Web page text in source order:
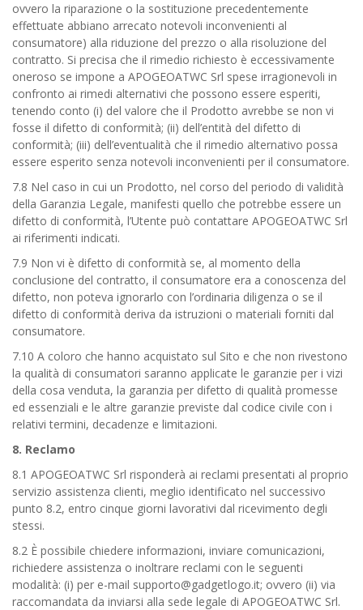
ovvero la riparazione o la sostituzione precedentemente
effettuate abbiano arrecato notevoli inconvenienti al
consumatore) alla riduzione del prezzo o alla risoluzione del
contratto. Si precisa che il rimedio richiesto è eccessivamente
oneroso se impone a APOGEOATWC Srl spese irragionevoli in
confronto ai rimedi alternativi che possono essere esperiti,
tenendo conto (i) del valore che il Prodotto avrebbe se non vi
fosse il difetto di conformità; (ii) dell’entità del difetto di
conformità; (iii) dell’eventualità che il rimedio alternativo possa
essere esperito senza notevoli inconvenienti per il consumatore.
7.8 Nel caso in cui un Prodotto, nel corso del periodo di validità
della Garanzia Legale, manifesti quello che potrebbe essere un
difetto di conformità, l’Utente può contattare APOGEOATWC Srl
ai riferimenti indicati.
7.9 Non vi è difetto di conformità se, al momento della
conclusione del contratto, il consumatore era a conoscenza del
difetto, non poteva ignorarlo con l’ordinaria diligenza o se il
difetto di conformità deriva da istruzioni o materiali forniti dal
consumatore.
7.10 A coloro che hanno acquistato sul Sito e che non rivestono
la qualità di consumatori saranno applicate le garanzie per i vizi
della cosa venduta, la garanzia per difetto di qualità promesse
ed essenziali e le altre garanzie previste dal codice civile con i
relativi termini, decadenze e limitazioni.
8. Reclamo
8.1 APOGEOATWC Srl risponderà ai reclami presentati al proprio
servizio assistenza clienti, meglio identificato nel successivo
punto 8.2, entro cinque giorni lavorativi dal ricevimento degli
stessi.
8.2 È possibile chiedere informazioni, inviare comunicazioni,
richiedere assistenza o inoltrare reclami con le seguenti
modalità: (i) per e-mail supporto@gadgetlogo.it; ovvero (ii) via
raccomandata da inviarsi alla sede legale di APOGEOATWC Srl.